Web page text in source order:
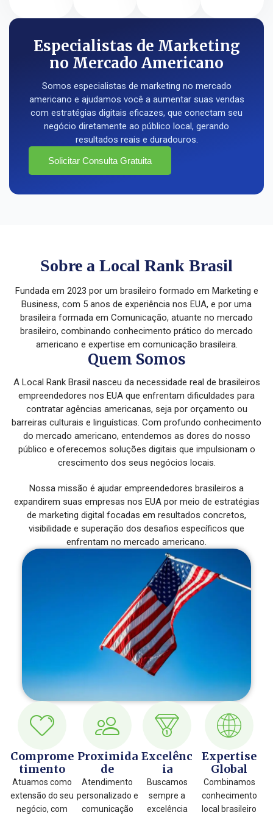
Especialistas de Marketing
no Mercado Americano
Somos especialistas de marketing no mercado
americano e ajudamos você a aumentar suas vendas
com estratégias digitais eficazes, que conectam seu
negócio diretamente ao público local, gerando
resultados reais e duradouros.
Solicitar Consulta Gratuita
Sobre a Local Rank Brasil
Fundada em 2023 por um brasileiro formado em Marketing e
Business, com 5 anos de experiência nos EUA, e por uma
brasileira formada em Comunicação, atuante no mercado
brasileiro, combinando conhecimento prático do mercado
americano e expertise em comunicação brasileira.
Quem Somos
A Local Rank Brasil nasceu da necessidade real de brasileiros
empreendedores nos EUA que enfrentam dificuldades para
contratar agências americanas, seja por orçamento ou
barreiras culturais e linguísticas. Com profundo conhecimento
do mercado americano, entendemos as dores do nosso
público e oferecemos soluções digitais que impulsionam o
crescimento dos seus negócios locais.
Nossa missão é ajudar empreendedores brasileiros a
expandirem suas empresas nos EUA por meio de estratégias
de marketing digital focadas em resultados concretos,
visibilidade e superação dos desafios específicos que
enfrentam no mercado americano.
Comprome
timento
Atuamos como
extensão do seu
negócio, com
Proximida
de
Atendimento
personalizado e
comunicação
Excelênc
ia
Buscamos
sempre a
excelência
Expertise
Global
Combinamos
conhecimento
local brasileiro